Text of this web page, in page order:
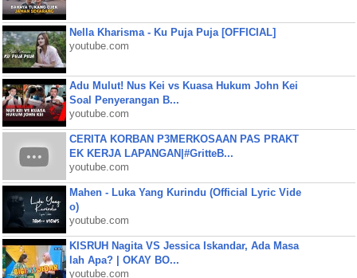
Nella Kharisma - Ku Puja Puja [OFFICIAL]
youtube.com
Adu Mulut! Nus Kei vs Kuasa Hukum John Kei
Soal Penyerangan B...
youtube.com
CERITA KORBAN P3MERKOSAAN PAS PRAKT
EK KERJA LAPANGAN|#GritteB...
youtube.com
Mahen - Luka Yang Kurindu (Official Lyric Vide
o)
youtube.com
KISRUH Nagita VS Jessica Iskandar, Ada Masa
lah Apa? | OKAY BO...
youtube.com